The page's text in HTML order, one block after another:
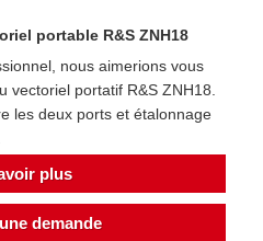
portable R&S ZNH18
nous aimerions vous
vectoriel portatif R&S ZNH18.
les deux ports et étalonnage
plus
demande